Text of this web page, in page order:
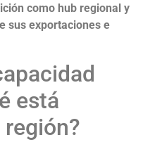
como hub regional y
sus exportaciones e
está